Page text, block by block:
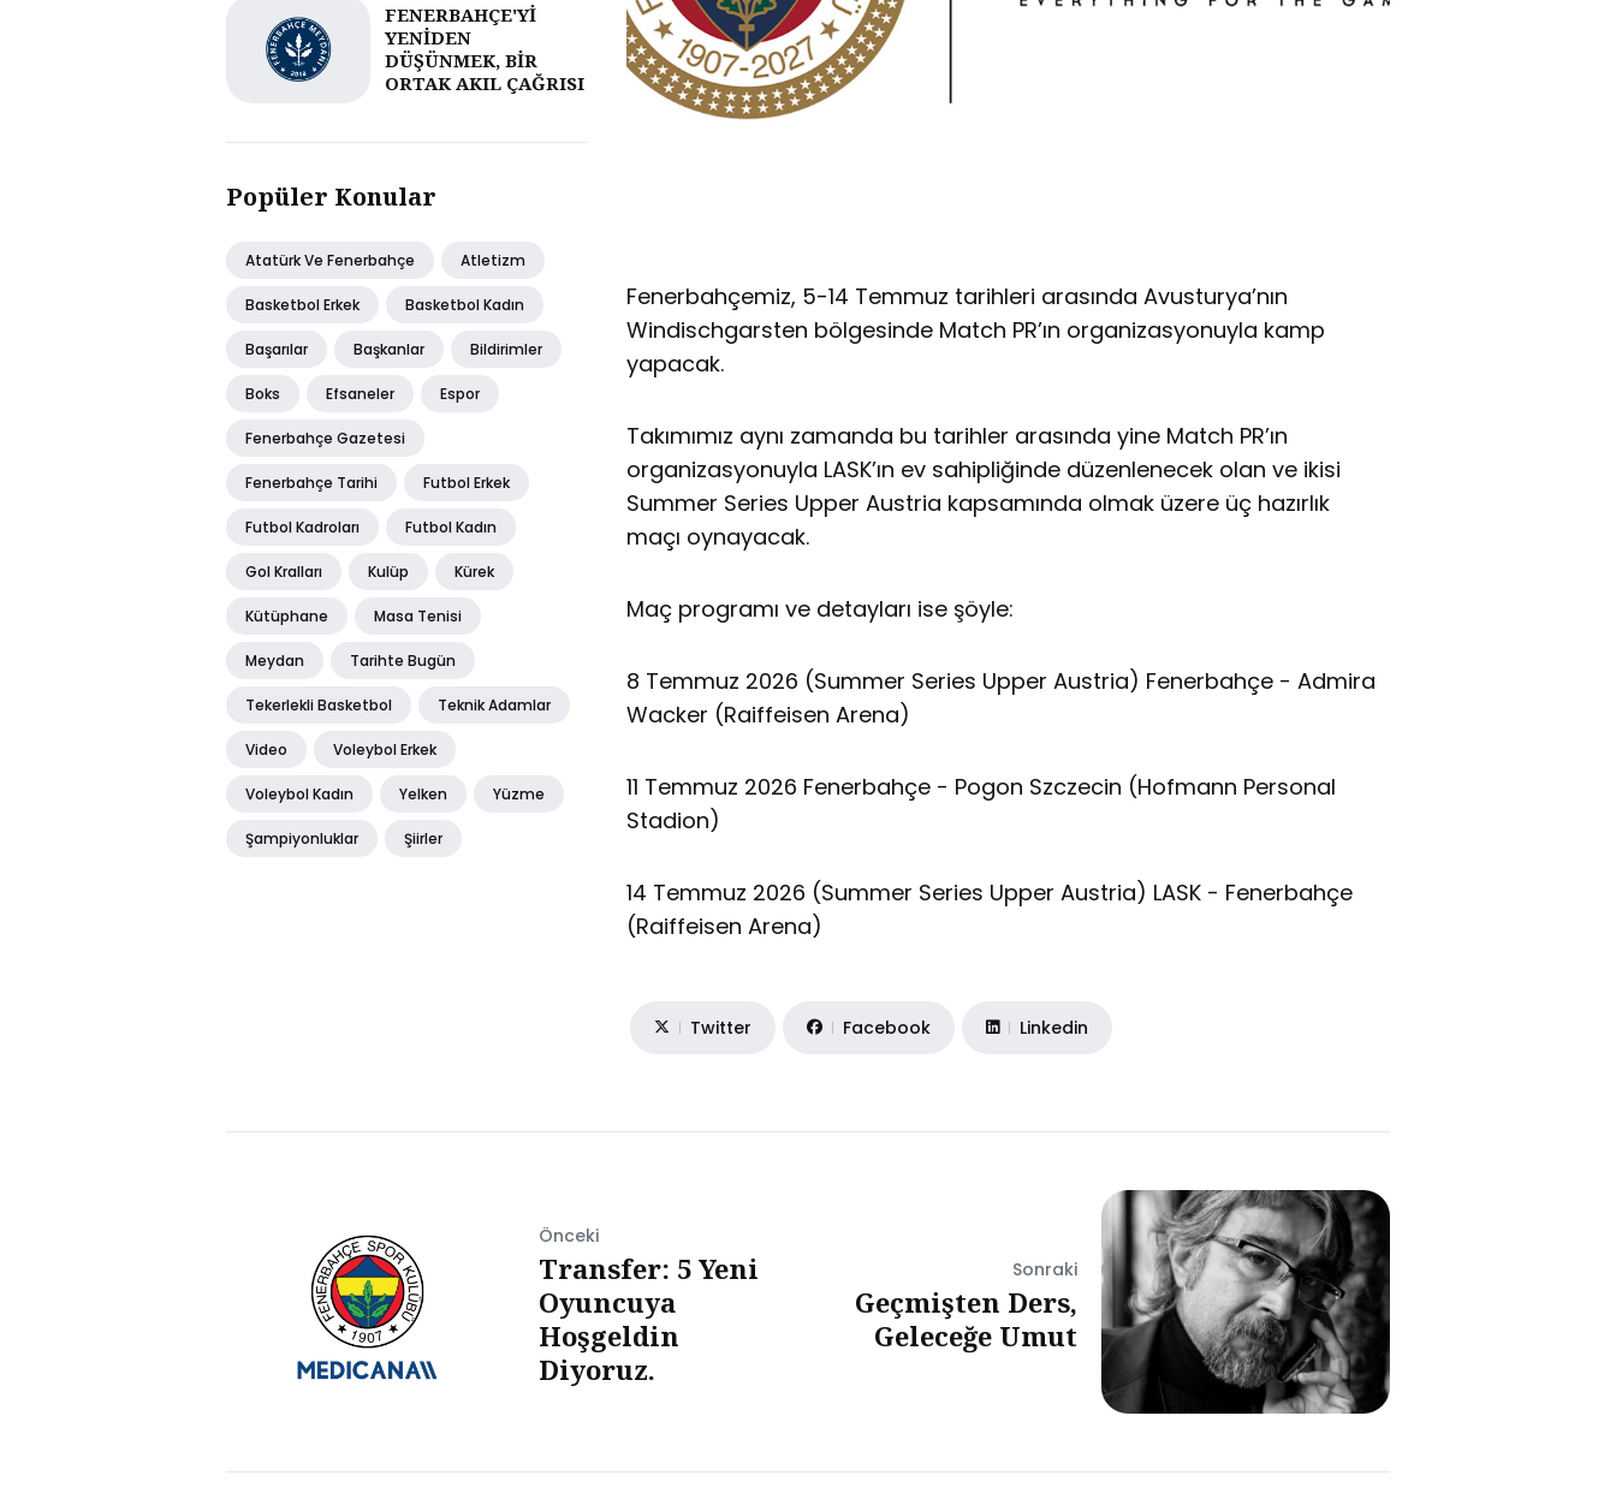
FENERBAHÇE'Yİ
YENİDEN
DÜŞÜNMEK, BİR
ORTAK AKIL ÇAĞRISI
Popüler Konular
Atatürk Ve Fenerbahçe Atletizm
Basketbol Erkek Basketbol Kadın
Başarılar Başkanlar Bildirimler
Boks Efsaneler Espor
Fenerbahçe Gazetesi
Fenerbahçe Tarihi Futbol Erkek
Futbol Kadroları Futbol Kadın
Gol Kralları Kulüp Kürek
Kütüphane Masa Tenisi
Meydan Tarihte Bugün
Tekerlekli Basketbol Teknik Adamlar
Video Voleybol Erkek
Voleybol Kadın Yelken Yüzme
Şampiyonluklar Şiirler
Fenerbahçemiz, 5-14 Temmuz tarihleri arasında Avusturya’nın
Windischgarsten bölgesinde Match PR’ın organizasyonuyla kamp
yapacak.
Takımımız aynı zamanda bu tarihler arasında yine Match PR’ın
organizasyonuyla LASK’ın ev sahipliğinde düzenlenecek olan ve ikisi
Summer Series Upper Austria kapsamında olmak üzere üç hazırlık
maçı oynayacak.
Maç programı ve detayları ise şöyle:
8 Temmuz 2026 (Summer Series Upper Austria) Fenerbahçe - Admira
Wacker (Raiffeisen Arena)
11 Temmuz 2026 Fenerbahçe - Pogon Szczecin (Hofmann Personal
Stadion)
14 Temmuz 2026 (Summer Series Upper Austria) LASK - Fenerbahçe
(Raiffeisen Arena)
Twitter Facebook Linkedin
Önceki
Transfer: 5 Yeni
Oyuncuya
Hoşgeldin
Diyoruz.
Sonraki
Geçmişten Ders,
Geleceğe Umut